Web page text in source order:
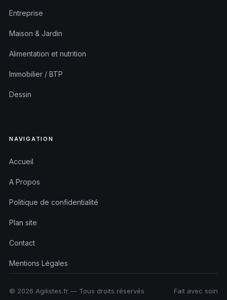
Entreprise
Maison & Jardin
Alimentation et nutrition
Immobilier / BTP
Dessin
NAVIGATION
Accueil
A Propos
Politique de confidentialité
Plan site
Contact
Mentions Légales
© 2026 Agilistes.fr — Tous droits réservés Fait avec soin